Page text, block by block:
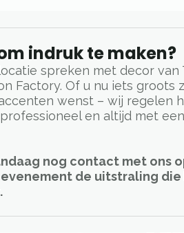
indruk te maken?
spreken met decor van
Factory. Of u nu iets groots
wenst – wij regelen
en altijd met een
nog contact met ons
de uitstraling